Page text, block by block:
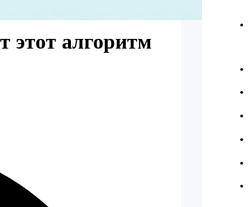
этот алгоритм